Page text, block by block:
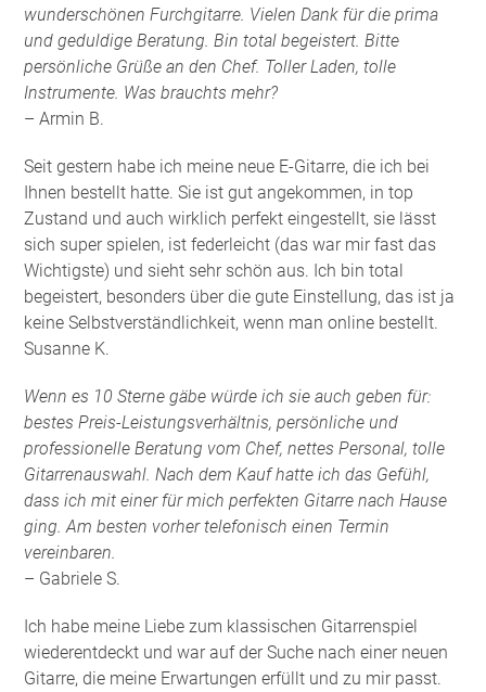
wunderschönen Furchgitarre. Vielen Dank für die prima
und geduldige Beratung. Bin total begeistert. Bitte
persönliche Grüße an den Chef. Toller Laden, tolle
Instrumente. Was brauchts mehr?
– Armin B.
Seit gestern habe ich meine neue E-Gitarre, die ich bei
Ihnen bestellt hatte. Sie ist gut angekommen, in top
Zustand und auch wirklich perfekt eingestellt, sie lässt
sich super spielen, ist federleicht (das war mir fast das
Wichtigste) und sieht sehr schön aus. Ich bin total
begeistert, besonders über die gute Einstellung, das ist ja
keine Selbstverständlichkeit, wenn man online bestellt.
Susanne K.
Wenn es 10 Sterne gäbe würde ich sie auch geben für:
bestes Preis-Leistungsverhältnis, persönliche und
professionelle Beratung vom Chef, nettes Personal, tolle
Gitarrenauswahl. Nach dem Kauf hatte ich das Gefühl,
dass ich mit einer für mich perfekten Gitarre nach Hause
ging. Am besten vorher telefonisch einen Termin
vereinbaren.
– Gabriele S.
Ich habe meine Liebe zum klassischen Gitarrenspiel
wiederentdeckt und war auf der Suche nach einer neuen
Gitarre, die meine Erwartungen erfüllt und zu mir passt.